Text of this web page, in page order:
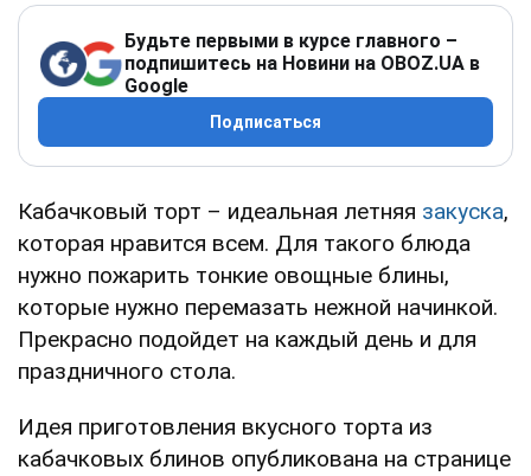
Будьте первыми в курсе главного –
подпишитесь на Новини на OBOZ.UA в
Google
Подписаться
Кабачковый торт – идеальная летняя закуска,
которая нравится всем. Для такого блюда
нужно пожарить тонкие овощные блины,
которые нужно перемазать нежной начинкой.
Прекрасно подойдет на каждый день и для
праздничного стола.
Идея приготовления вкусного торта из
кабачковых блинов опубликована на странице